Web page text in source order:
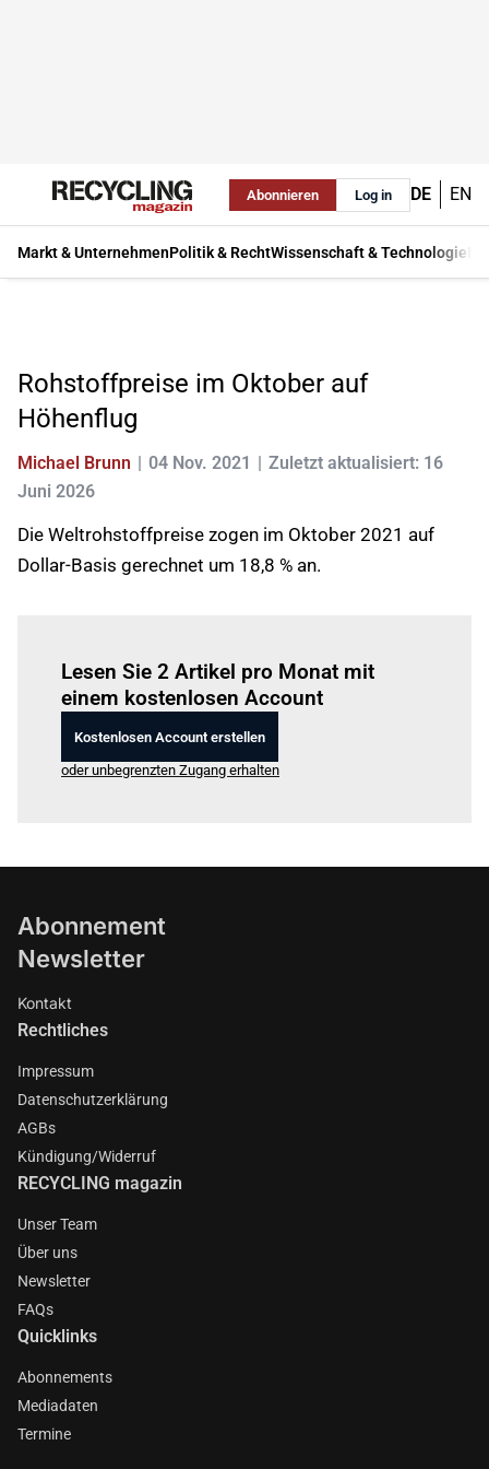
Abonnieren Log in DE EN
Markt & UnternehmenPolitik & RechtWissenschaft & Technologie
Rohstoffpreise im Oktober auf
Höhenflug
Michael Brunn 04 Nov. 2021
Zuletzt aktualisiert: 16
Juni 2026
Die Weltrohstoffpreise zogen im Oktober 2021 auf
Dollar-Basis gerechnet um 18,8 % an.
Lesen Sie 2 Artikel pro Monat mit
einem kostenlosen Account
Kostenlosen Account erstellen
oder unbegrenzten Zugang erhalten
Abonnement
Newsletter
Kontakt
Rechtliches
Impressum
Datenschutzerklärung
AGBs
Kündigung/Widerruf
RECYCLING magazin
Unser Team
Über uns
Newsletter
FAQs
Quicklinks
Abonnements
Mediadaten
Termine